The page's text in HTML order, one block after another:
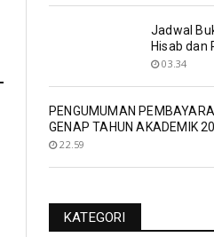
Jadwal
Hisab dan
03.34
PENGUMUMAN
GENAP TAHUN AKADEMIK
22.59
KATEGORI